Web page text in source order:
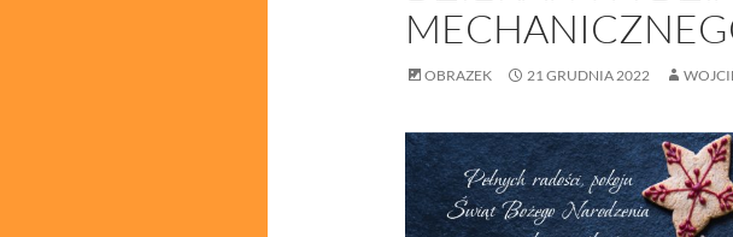
OBRAZEK 21 GRUDNIA 2022